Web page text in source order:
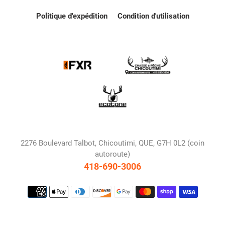
Politique d'expédition Condition d'utilisation
2276 Boulevard Talbot, Chicoutimi, QUE, G7H 0L2 (coin
autoroute)
418-690-3006
Moyens
de